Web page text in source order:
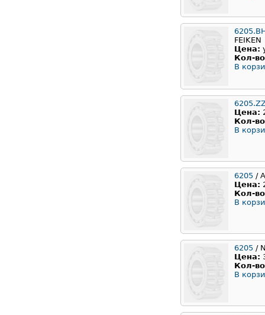
FEIKEN
Цена:
Кол-
В
Цена:
Кол-
В
6205 /
Цена:
Кол-
В
6205 /
Цена:
Кол-
В